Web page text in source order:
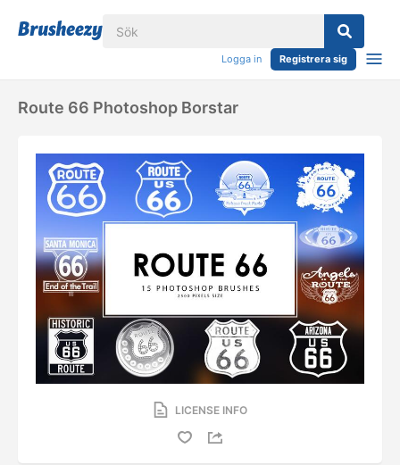
Logga in Registrera sig
Route 66 Photoshop Borstar
LICENSE INFO